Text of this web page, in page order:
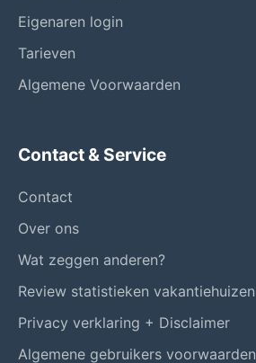
Eigenaren login
Tarieven
Algemene Voorwaarden
Contact & Service
Contact
Over ons
Wat zeggen anderen?
Review statistieken vakantiehuizen
Privacy verklaring + Disclaimer
Algemene gebruikers voorwaarden